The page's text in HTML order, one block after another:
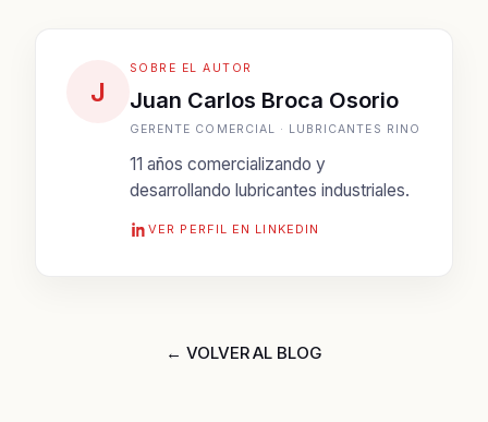
J
SOBRE EL AUTOR
Juan Carlos Broca Osorio
GERENTE COMERCIAL · LUBRICANTES RINO
11 años comercializando y
desarrollando lubricantes industriales.
VER PERFIL EN LINKEDIN
← VOLVER AL BLOG